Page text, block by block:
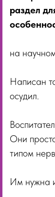
раздел
на
Написан
осудил.
Они
типом
Им нужна